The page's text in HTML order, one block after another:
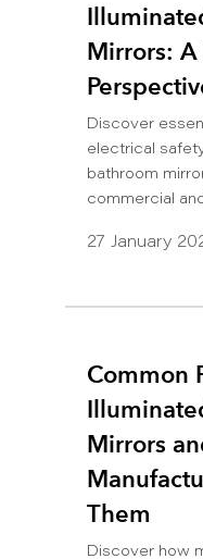
Mirrors: A
Discover
electrical
bathroom
commercial
27 January
Common
Mirrors
Them
Discover how